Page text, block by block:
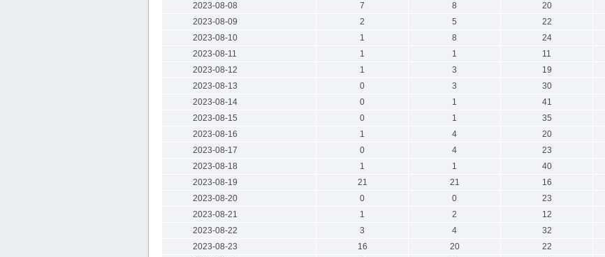
2023-08-08
7 8 20
2023-08-09
2 5 22
2023-08-10
1 8 24
2023-08-11
1 1 11
2023-08-12
1 3 19
2023-08-13
0 3 30
2023-08-14
0 1 41
2023-08-15
0 1 35
2023-08-16
1 4 20
2023-08-17
0 4 23
2023-08-18
1 1 40
2023-08-19
21 21 16
2023-08-20
0 0 23
2023-08-21
1 2 12
2023-08-22
3 4 32
2023-08-23
16 20 22